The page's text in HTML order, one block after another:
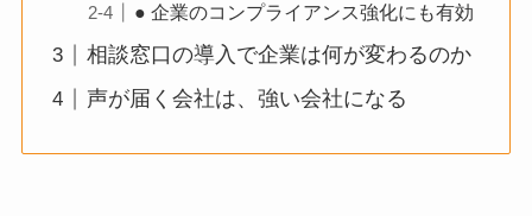
● 企業のコンプライアンス強化にも有効
相談窓口の導入で企業は何が変わるのか
声が届く会社は、強い会社になる